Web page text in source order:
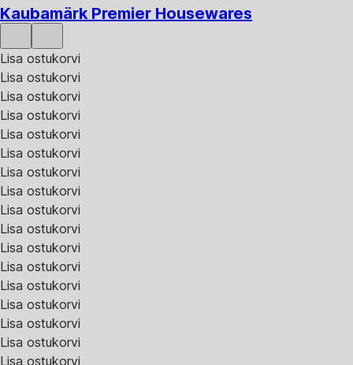
Kaubamärk Premier Housewares
Lisa ostukorvi
Lisa ostukorvi
Lisa ostukorvi
Lisa ostukorvi
Lisa ostukorvi
Lisa ostukorvi
Lisa ostukorvi
Lisa ostukorvi
Lisa ostukorvi
Lisa ostukorvi
Lisa ostukorvi
Lisa ostukorvi
Lisa ostukorvi
Lisa ostukorvi
Lisa ostukorvi
Lisa ostukorvi
Lisa ostukorvi